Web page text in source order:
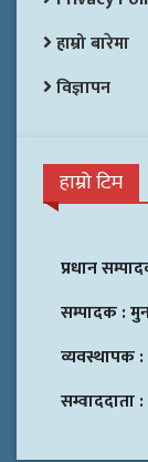
हाम्रो बारेमा
विज्ञापन
हाम्रो टिम
प्रधान
सम्पादक :
व्यवस्थापक :
सम्वाददाता :